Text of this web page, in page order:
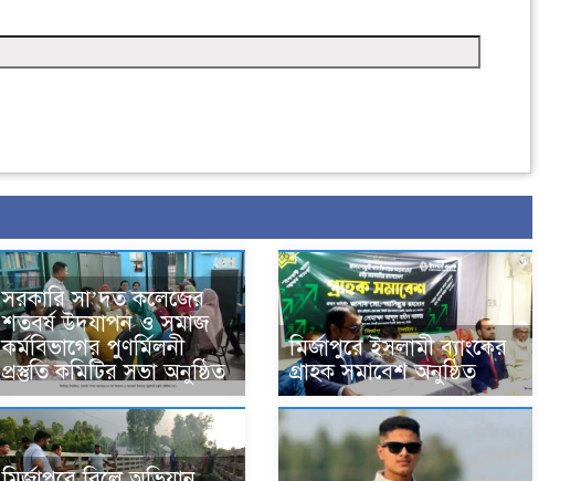
সরকারি সা’দত কলেজের
শতবর্ষ উদযাপন ও সমাজ
কর্মবিভাগের পুণর্মিলনী
প্রস্তুতি কমিটির সভা অনুষ্ঠিত
মির্জাপুরে ইসলামী ব্যাংকের
গ্রাহক সমাবেশ অনুষ্ঠিত